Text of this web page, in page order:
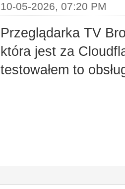
10-05-2026, 07:20 PM
Przeglądarka TV
która jest za
testowałem to